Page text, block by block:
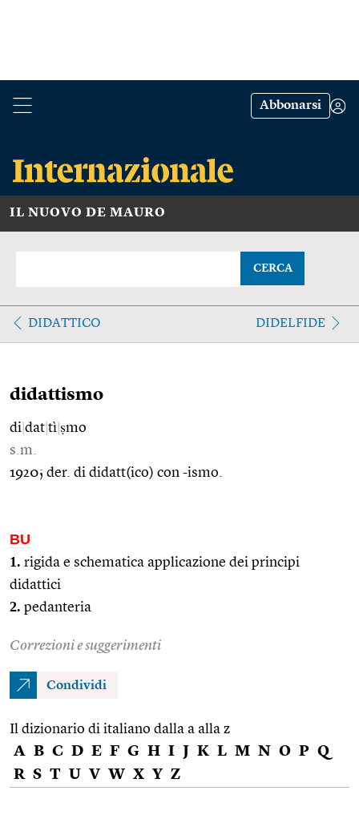
Abbonarsi
IL NUOVO DE MAURO
CERCA
DIDATTICO DIDELFIDE
didattismo
di dat tì ṣmo
s.m.
1920; der. di didatt(ico) con -ismo.
BU
1. rigida e schematica applicazione dei principi
didattici
2. pedanteria
Correzioni e suggerimenti
Condividi
Il dizionario di italiano dalla a alla z
A B C D E F G H I J K L M N O P Q
R S T U V W X Y Z